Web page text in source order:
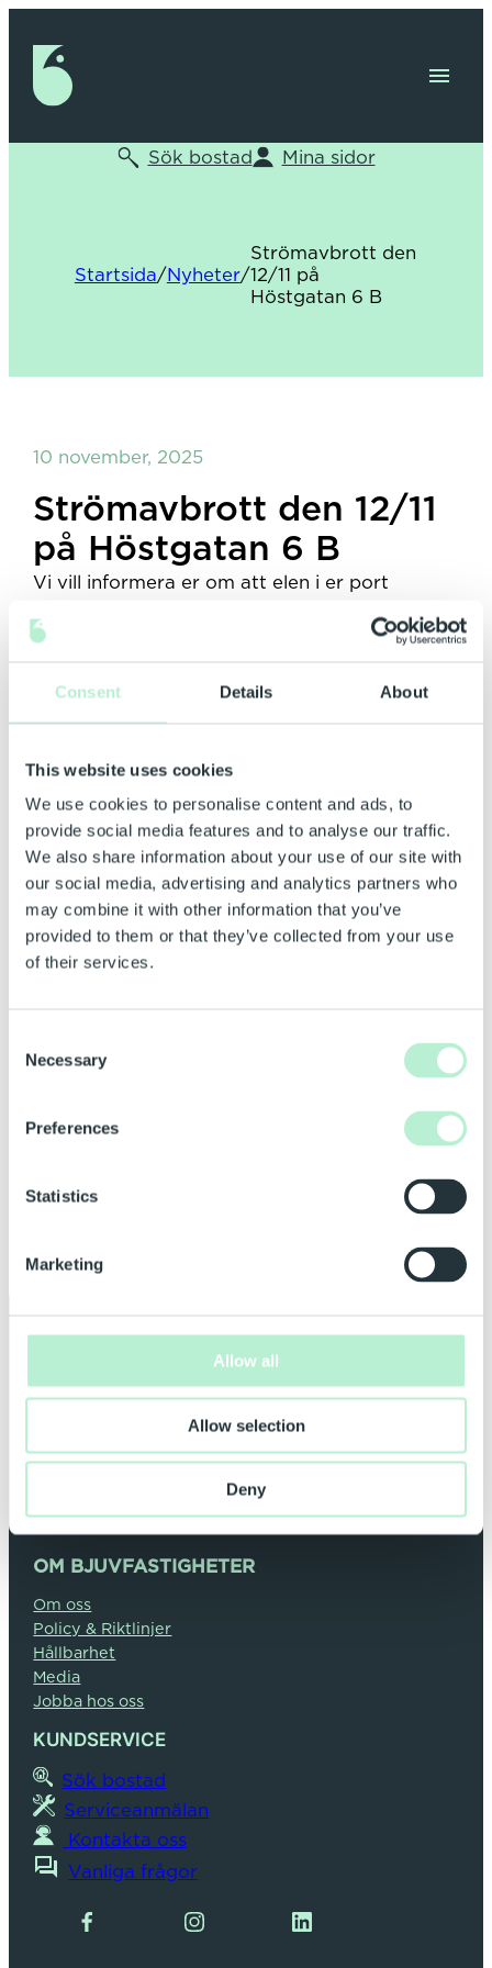
Consent Details About
This website uses cookies
We use cookies to personalise content and ads, to
provide social media features and to analyse our traffic.
We also share information about your use of our site with
our social media, advertising and analytics partners who
may combine it with other information that you’ve
provided to them or that they’ve collected from your use
of their services.
Selection
Necessary
Preferences
Statistics
Marketing
Allow all
Allow selection
Deny
Sök bostad Mina sidor
Startsida/Nyheter/
Strömavbrott den
12/11 på
Höstgatan 6 B
10 november, 2025
Strömavbrott den 12/11
på Höstgatan 6 B
Vi vill informera er om att elen i er port
mellan klockan 08.00-16.00. Vi beklagar
för er förståelse.
OM BJUVFASTIGHETER
Om oss
Policy & Riktlinjer
Hållbarhet
Media
Jobba hos oss
KUNDSERVICE
Sök bostad
Serviceanmälan
Kontakta oss
Vanliga frågor